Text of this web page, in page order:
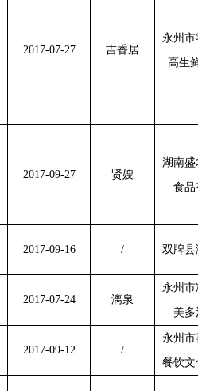
2017-07-27 吉香居
永州
高生
2017-09-27 贤嫂
湖南盛
食品
2017-09-16 / 双牌县
2017-07-24 漓泉
永州
美
2017-09-12 /
永州
餐饮文